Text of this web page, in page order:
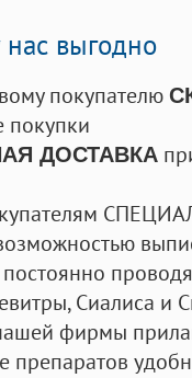
нас выгодно
покупателю
покупки
ДОСТАВКА
постоянно
Сиалиса и
фирмы
препаратов